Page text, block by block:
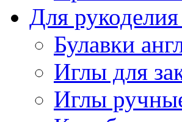
Для
Булавки
Иглы для
Иглы